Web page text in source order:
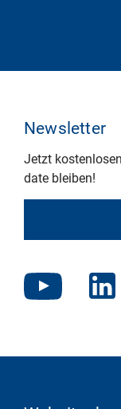
Newsletter
Jetzt
date bleiben!